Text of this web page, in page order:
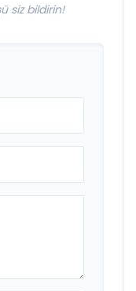
siz bildirin!